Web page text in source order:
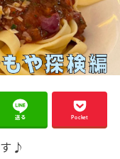
送る Pocket
す♪